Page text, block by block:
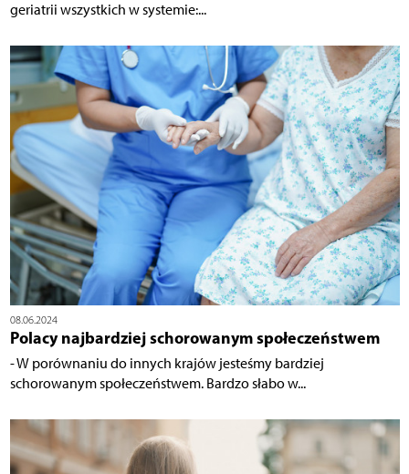
geriatrii wszystkich w systemie:...
08.06.2024
Polacy najbardziej schorowanym społeczeństwem
- W porównaniu do innych krajów jesteśmy bardziej
schorowanym społeczeństwem. Bardzo słabo w...